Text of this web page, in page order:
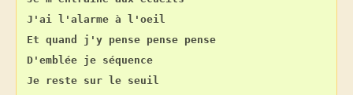
J'ai l'alarme à l'oeil
Et quand j'y pense pense pense
D'emblée je séquence
Je reste sur le seuil